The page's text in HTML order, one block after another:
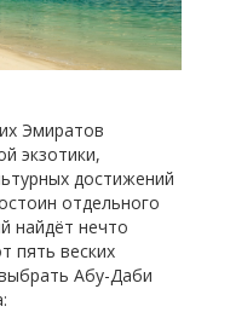
Эмиратов
экзотики,
достижений
отдельного
найдёт нечто
пять веских
Абу-Даби